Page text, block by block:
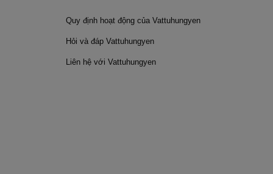
Quy định hoạt động của Vattuhungyen
Hỏi và đáp Vattuhungyen
Liên hệ với Vattuhungyen